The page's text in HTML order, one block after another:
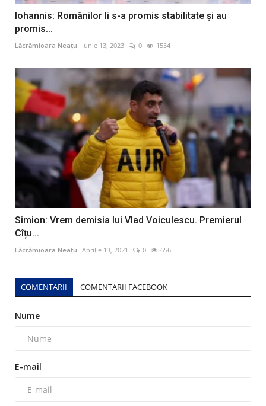
Iohannis: Românilor li s-a promis stabilitate și au
promis...
Lăcrămioara Neațu Iunie 13, 2023 0 1554
Simion: Vrem demisia lui Vlad Voiculescu. Premierul
Cîțu...
Lăcrămioara Neațu Aprilie 13, 2021 0 656
COMENTARII COMENTARII FACEBOOK
Nume
E-mail